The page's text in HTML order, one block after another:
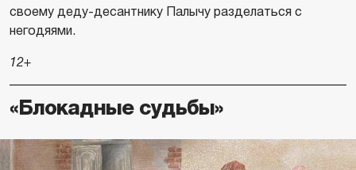
своему деду-десантнику Палычу разделаться с
негодяями.
12+
«Блокадные судьбы»